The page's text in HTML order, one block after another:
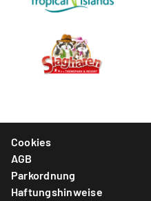
Cookies
AGB
Parkordnung
Haftungshinweise